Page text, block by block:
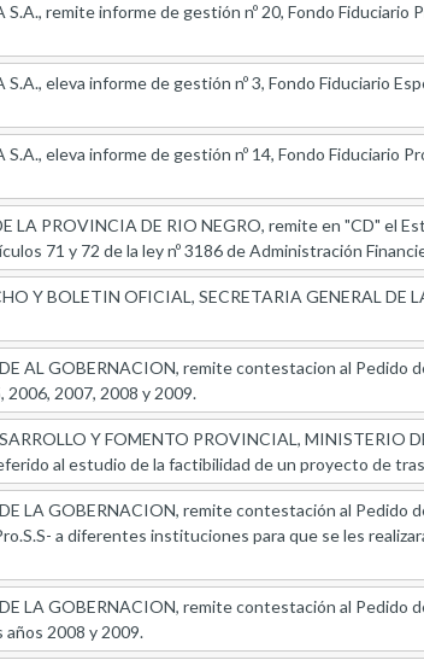
remite informe de gestión nº 20, Fondo
S.A., eleva informe de gestión nº 3, Fondo Fiduciario
eleva informe de gestión nº 14, Fondo Fiduciario
LA PROVINCIA DE RIO NEGRO, remite en "CD" el
71 y 72 de la ley nº 3186 de Administración
Y BOLETIN OFICIAL, SECRETARIA GENERAL
AL GOBERNACION, remite contestacion al
2007, 2008 y 2009.
Y FOMENTO PROVINCIAL, MINISTERIO
al estudio de la factibilidad de un proyecto de
LA GOBERNACION, remite contestación al
a diferentes instituciones para que se les
LA GOBERNACION, remite contestación al
años 2008 y 2009.